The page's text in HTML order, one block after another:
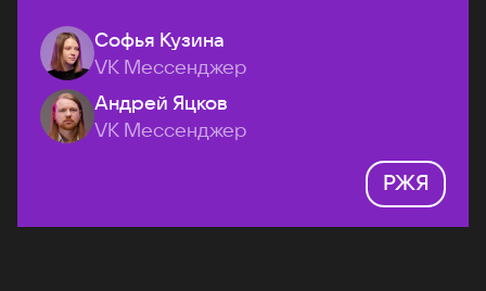
Софья Кузина
VK Мессенджер
Андрей Яцков
VK Мессенджер
РЖЯ